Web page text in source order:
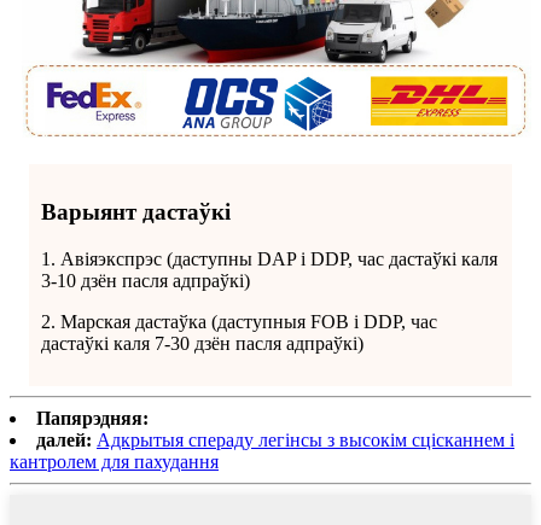
Варыянт дастаўкі
1. Авіяэкспрэс (даступны DAP і DDP, час дастаўкі каля
3-10 дзён пасля адпраўкі)
2. Марская дастаўка (даступныя FOB і DDP, час
дастаўкі каля 7-30 дзён пасля адпраўкі)
Папярэдняя:
далей: Адкрытыя спераду легінсы з высокім сцісканнем і
кантролем для пахудання